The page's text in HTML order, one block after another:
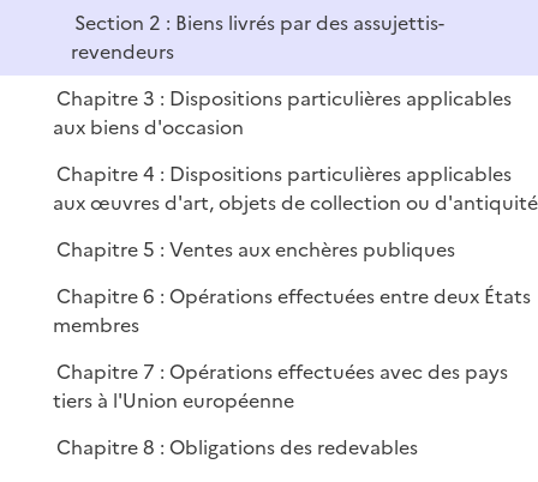
r
Section 2 : Biens livrés par des assujettis-
revendeurs
Chapitre 3 : Dispositions particulières applicables
aux biens d'occasion
Chapitre 4 : Dispositions particulières applicables
aux œuvres d'art, objets de collection ou d'antiquité
Chapitre 5 : Ventes aux enchères publiques
Chapitre 6 : Opérations effectuées entre deux États
membres
Chapitre 7 : Opérations effectuées avec des pays
tiers à l'Union européenne
Chapitre 8 : Obligations des redevables